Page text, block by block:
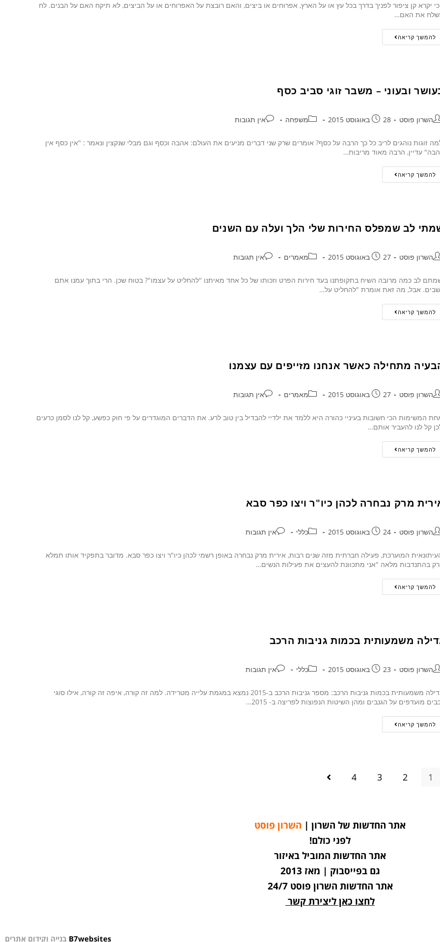
יקרא קן ציפור לפניך בדרך בכל עץ או על הארץ, אפרוחים או ביצים, והאם רובצת על האפרוחים או על הביצים, לא תיקח האם על הבנים. לח
את האם…
להמשך קריאה
ובעוני – משבר זוגי סביב כסף
השרון פוסט 28 באוגוסט 2015 משפחה אין תגובות
זוגות נוהגים לריב כל כך הרבה על כסף? אומרים שרק שני דברים מניעים את העולם: אהבה וכסף וגם מבלי שנקצין ונאמר : "אין כסף אין
עדיין, הרבה מאוד מריבות…
להמשך קריאה
לב שמפלס החירות שלי הלך ועלה עם השנים
השרון פוסט 27 באוגוסט 2015 מאמרים אין תגובות
לב כמה מרובה השיח בתקופתנו בעד חירות הפרט וזכותו של כל אחד מאיתנו "להחליט על עצמו"? בטוח שכן. הרי בתוך עמנו אתם
אבל, מה זאת אומרת "להחליט על…
להמשך קריאה
מתחילה כאשר אנחנו מזייפים עם עצמנו
השרון פוסט 27 באוגוסט 2015 מאמרים אין תגובות
המשימות הכי חשובות בעיניי כהורה היא ללמד את ילדיי להבדיל בין טוב לרע. את הדברים המוגדרים על פי חוק כפשע, קל לנו לסמן כרעים
קל לנו להעביר אותם…
להמשך קריאה
מרק נבחרה לכהן כיו"ר ויצו כפר סבא
השרון פוסט 24 באוגוסט 2015 כללי אין תגובות
המוערכת, פעילה חברתית מזה שנים רבות, אירית מרק נבחרה באופן רשמי לכהן כיו"ר ויצו כפר סבא. מדובר בתפקיד אותו תמלא
בהתנדבות מלאה "אני מתכוונת להעצים את פעילות הנשים…
להמשך קריאה
משמעותית בכמות גניבות הרכב
השרון פוסט 23 באוגוסט 2015 כללי אין תגובות
גדילה משמעותית בכמות גניבות הרכב: מספר גניבות הרכב ב-2015 נמצא במגמת עלייה מטרידה. למה זה קורה, איפה זה קורה, אילו סוגי
מועדפים על הגנבים ומהן השיטות הנפוצות לפריצה ב- 2015…
להמשך קריאה
1
2
3
4
אתר החדשות של השרון | השרון פוסט
לפני כולם!
אתר החדשות המוביל באיזור
גם בפייסבוק | מאז 2013
אתר החדשות השרון פוסט 24/7
לחצו כאן ליצירת קשר
B7websites